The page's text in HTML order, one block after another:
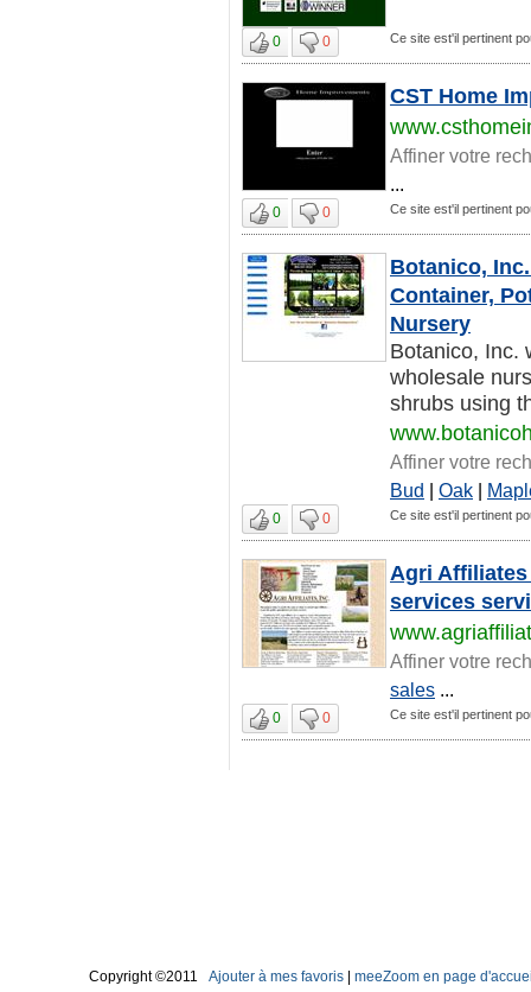
0 0 Ce site est'il pertinent
CST Home
Affiner votre
...
0 0 Ce site est'il pertinent
Botanico,
Container,
Nursery
Botanico, Inc.
wholesale
shrubs using
Affiner votre
Bud | Oak |
0 0 Ce site est'il pertinent
Agri
services
Affiner votre
sales ...
0 0 Ce site est'il pertinent
Copyright ©2011 Ajouter à mes favoris meeZoom en page